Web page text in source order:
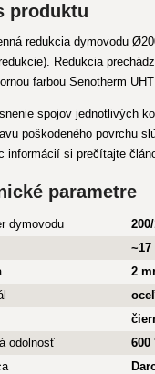
produktu
redukcia dymovodu
Redukcia
farbou Senotherm
spojov jednotlivých
poškodeného povrchu
informácií si prečítajte
parametre
dymovodu
~17
2
oceľ
odolnosť
600